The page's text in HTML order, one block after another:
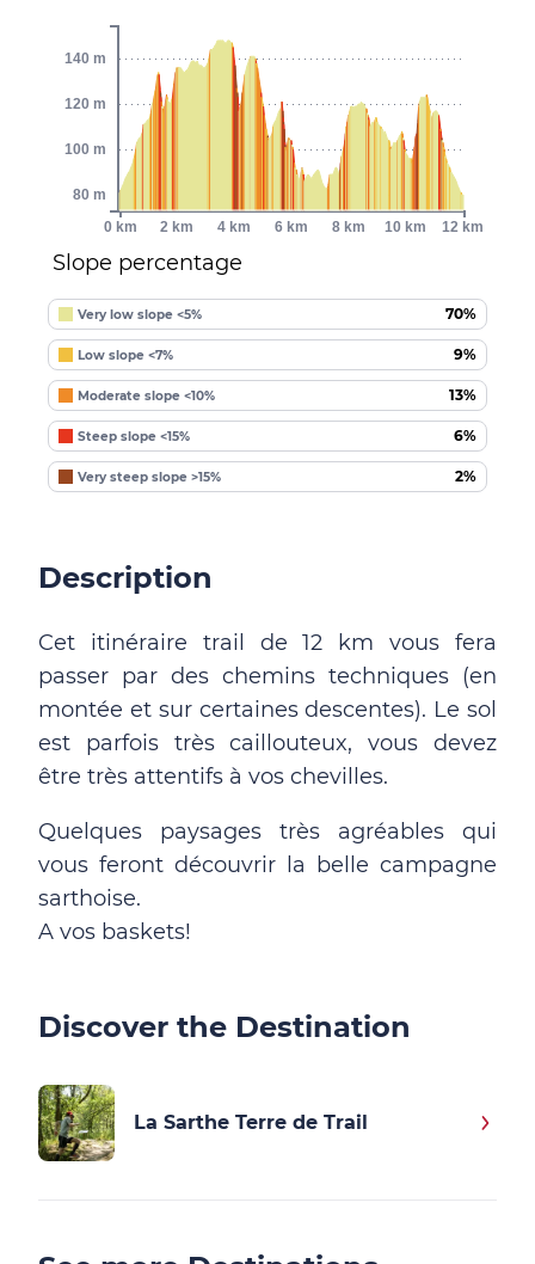
Slope percentage
Very low slope <5% 70%
Low slope <7% 9%
Moderate slope <10% 13%
Steep slope <15% 6%
Very steep slope >15% 2%
0 km 2 km 4 km 6 km 8 km 10 km 12 km
80 m
100 m
120 m
140 m
Description
Cet itinéraire trail de 12 km vous fera
passer par des chemins techniques (en
montée et sur certaines descentes). Le sol
est parfois très caillouteux, vous devez
être très attentifs à vos chevilles.
Quelques paysages très agréables qui
vous feront découvrir la belle campagne
sarthoise.
A vos baskets!
Discover the Destination
La Sarthe Terre de Trail